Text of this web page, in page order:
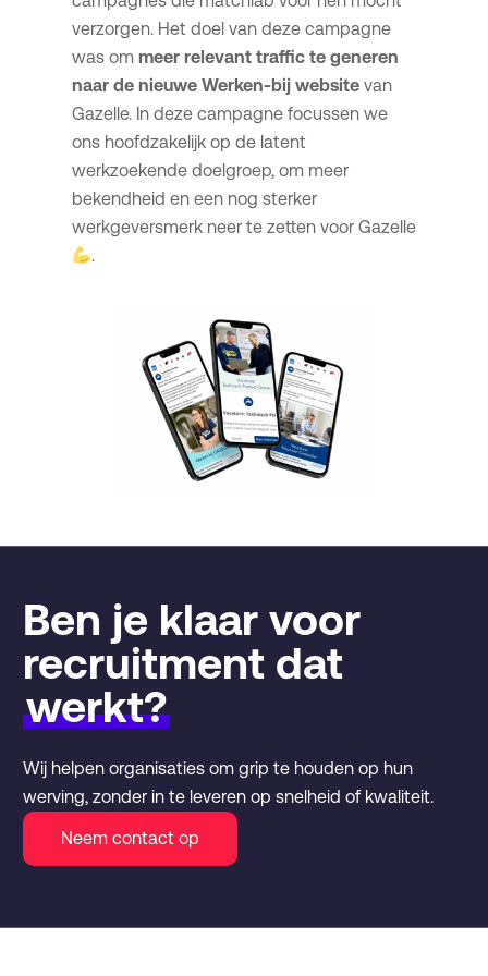
verzorgen. Het doel van deze campagne
was om meer relevant traffic te generen
naar de nieuwe Werken-bij websitevan
Gazelle. In deze campagne focussen we
ons hoofdzakelijk op de latent
werkzoekende doelgroep, om meer
bekendheid en een nog sterker
werkgeversmerk neer te zetten voor Gazelle
.
Ben je klaar voor
recruitment dat
werkt?
Wij helpen organisaties om grip te houden op hun
werving, zonder in te leveren op snelheid of kwaliteit.
Neem contact op